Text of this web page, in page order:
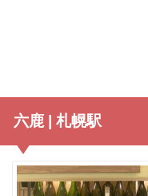
六鹿 | 札幌駅